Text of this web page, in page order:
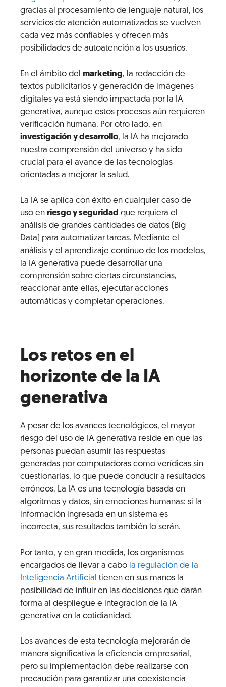
gracias al procesamiento de lenguaje natural, los
servicios de atención automatizados se vuelven
cada vez más confiables y ofrecen más
posibilidades de autoatención a los usuarios.
En el ámbito del marketing, la redacción de
textos publicitarios y generación de imágenes
digitales ya está siendo impactada por la IA
generativa, aunque estos procesos aún requieren
verificación humana. Por otro lado, en
investigación y desarrollo, la IA ha mejorado
nuestra comprensión del universo y ha sido
crucial para el avance de las tecnologías
orientadas a mejorar la salud.
La IA se aplica con éxito en cualquier caso de
uso en riesgo y seguridad que requiera el
análisis de grandes cantidades de datos (Big
Data) para automatizar tareas. Mediante el
análisis y el aprendizaje continuo de los modelos,
la IA generativa puede desarrollar una
comprensión sobre ciertas circunstancias,
reaccionar ante ellas, ejecutar acciones
automáticas y completar operaciones.
Los retos en el
horizonte de la IA
generativa
A pesar de los avances tecnológicos, el mayor
riesgo del uso de IA generativa reside en que las
personas puedan asumir las respuestas
generadas por computadoras como verídicas sin
cuestionarlas, lo que puede conducir a resultados
erróneos. La IA es una tecnología basada en
algoritmos y datos, sin emociones humanas: si la
información ingresada en un sistema es
incorrecta, sus resultados también lo serán.
Por tanto, y en gran medida, los organismos
encargados de llevar a cabo la regulación de la
Inteligencia Artificial tienen en sus manos la
posibilidad de influir en las decisiones que darán
forma al despliegue e integración de la IA
generativa en la cotidianidad.
Los avances de esta tecnología mejorarán de
manera significativa la eficiencia empresarial,
pero su implementación debe realizarse con
precaución para garantizar una coexistencia